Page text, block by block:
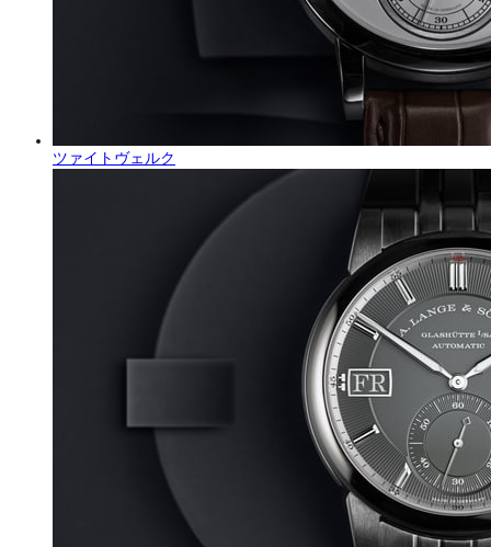
ツァイトヴェルク